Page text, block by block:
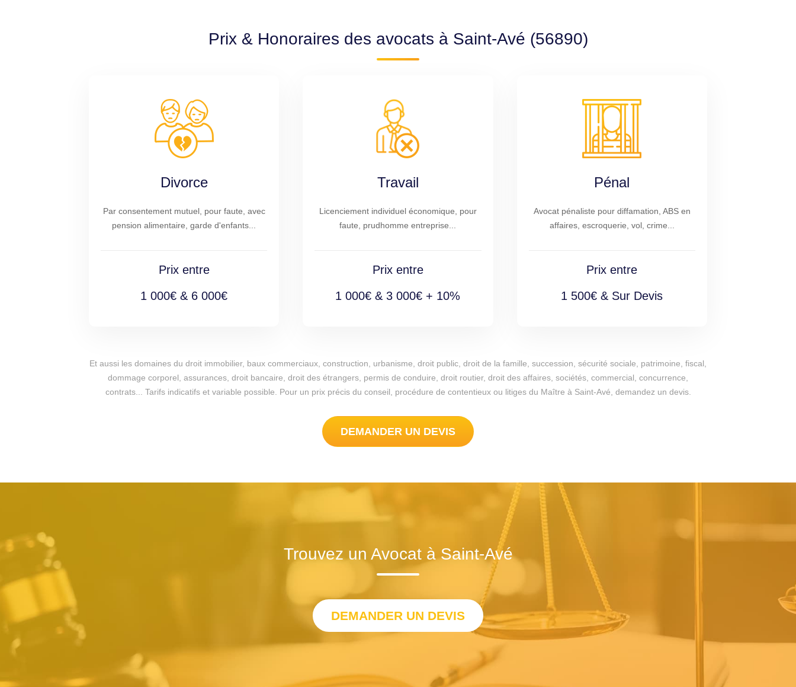
Prix & Honoraires des avocats à Saint-Avé (56890)
Divorce
Par consentement mutuel, pour faute, avec
pension alimentaire, garde d'enfants...
Prix entre
1 000€ & 6 000€
Travail
Licenciement individuel économique, pour
faute, prudhomme entreprise...
Prix entre
1 000€ & 3 000€ + 10%
Pénal
Avocat pénaliste pour diffamation, ABS en
affaires, escroquerie, vol, crime...
Prix entre
1 500€ & Sur Devis
Et aussi les domaines du droit immobilier, baux commerciaux, construction, urbanisme, droit public, droit de la famille, succession, sécurité sociale, patrimoine, fiscal,
dommage corporel, assurances, droit bancaire, droit des étrangers, permis de conduire, droit routier, droit des affaires, sociétés, commercial, concurrence,
contrats... Tarifs indicatifs et variable possible. Pour un prix précis du conseil, procédure de contentieux ou litiges du Maître à Saint-Avé, demandez un devis.
DEMANDER UN DEVIS
Trouvez un Avocat à Saint-Avé
DEMANDER UN DEVIS